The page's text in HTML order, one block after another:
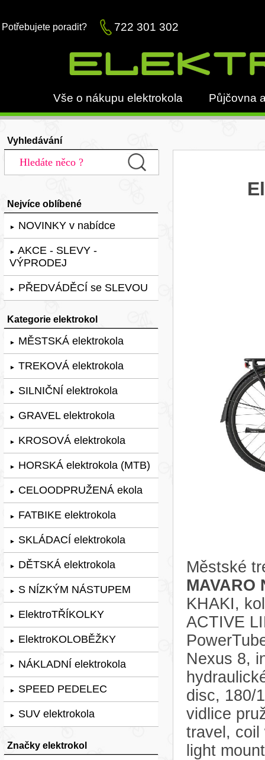
Potřebujete poradit? 722 301 302
Vše o nákupu elektrokola Půjčovna
Vyhledávání
Nejvíce oblíbené
► NOVINKY v nabídce
► AKCE - SLEVY -
VÝPRODEJ
► PŘEDVÁDĚCÍ se SLEVOU
Kategorie elektrokol
► MĚSTSKÁ elektrokola
► TREKOVÁ elektrokola
► SILNIČNÍ elektrokola
► GRAVEL elektrokola
► KROSOVÁ elektrokola
► HORSKÁ elektrokola (MTB)
► CELOODPRUŽENÁ ekola
► FATBIKE elektrokola
► SKLÁDACÍ elektrokola
► DĚTSKÁ elektrokola
► S NÍZKÝM NÁSTUPEM
► ElektroTŘÍKOLKY
► ElektroKOLOBĚŽKY
► NÁKLADNÍ elektrokola
► SPEED PEDELEC
► SUV elektrokola
Značky elektrokol
Městské
MAVARO
KHAKI,
ACTIVE
Nexus 8,
disc, 180/
vidlice
travel, coil
light